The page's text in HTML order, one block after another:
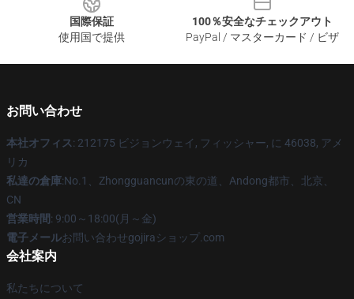
国際保証
使用国で提供
100％安全なチェックアウト
PayPal / マスターカード / ビザ
お問い合わせ
本社オフィス: 212175 ビジョンウェイ, フィッシャー, に 46038, アメ
リカ
私達の倉庫:No.1、Zhongguancunの東の道、Andong都市、北京、
CN
営業時間: 9:00～18:00(月～金)
電子メールお問い合わせgojiraショップ.com
会社案内
私たちについて